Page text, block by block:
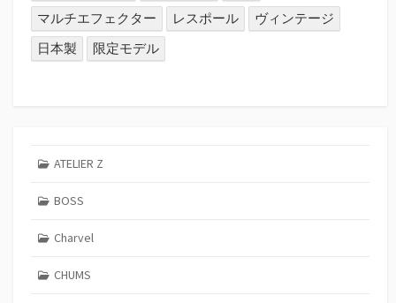
マルチエフェクター
レスポール
ヴィンテージ
日本製
限定モデル
ATELIER Z
BOSS
Charvel
CHUMS